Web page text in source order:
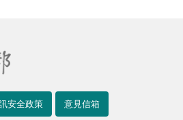
安全政策 意見信箱